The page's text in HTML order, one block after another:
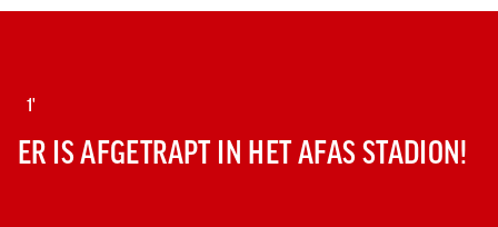
1'
ER IS AFGETRAPT IN HET AFAS STADION!